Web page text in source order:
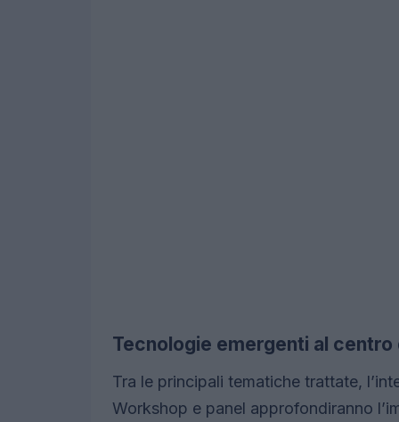
Tecnologie emergenti al
Tra le principali tematiche trattate,
Workshop e panel approfondiranno